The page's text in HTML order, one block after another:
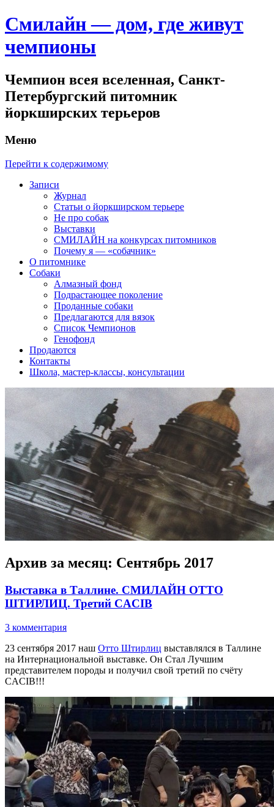
Смилайн — дом, где живут
чемпионы
Чемпион всея вселенная, Санкт-
Петербургский питомник
йоркширских терьеров
Меню
Перейти к содержимому
Записи
Журнал
Статьи о йоркширском терьере
Не про собак
Выставки
СМИЛАЙН на конкурсах питомников
Почему я — «собачник»
О питомнике
Собаки
Алмазный фонд
Подрастающее поколение
Проданные собаки
Предлагаются для вязок
Список Чемпионов
Генофонд
Продаются
Контакты
Школа, мастер-классы, консультации
Архив за месяц: Сентябрь 2017
Выставка в Таллине. СМИЛАЙН ОТТО
ШТИРЛИЦ. Третий CACIB
3 комментария
23 сентября 2017 наш Отто Штирлиц выставлялся в Таллине
на Интернациональной выставке. Он Стал Лучшим
представителем породы и получил свой третий по счёту
CACIB!!!